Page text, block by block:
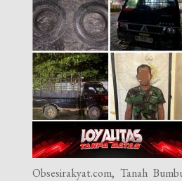
Obsesirakyat.com, Tanah